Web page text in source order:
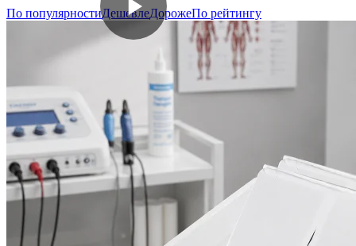
По популярностиДешевлеДорожеПо рейтингу